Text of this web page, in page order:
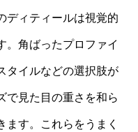
ディティールは視覚的
。角ばったプロファイ
タイルなどの選択肢が
で見た目の重さを和ら
ます。これらをうまく